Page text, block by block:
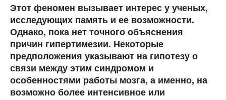
Этот феномен вызывает интерес у ученых,
исследующих память и ее возможности.
Однако, пока нет точного объяснения
причин гипертимезии. Некоторые
предположения указывают на гипотезу о
связи между этим синдромом и
особенностями работы мозга, а именно, на
возможно более интенсивное или